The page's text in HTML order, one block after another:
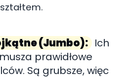
(Jumbo): Ich
prawidłowe
Są grubsze, więc